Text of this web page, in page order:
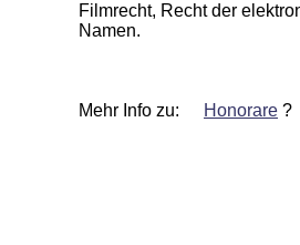
Filmrecht, Recht der
Namen.
Mehr Info zu: Honorare ?